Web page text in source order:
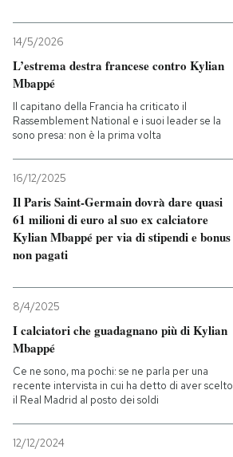
14/5/2026
L’estrema destra francese contro Kylian
Mbappé
Il capitano della Francia ha criticato il
Rassemblement National e i suoi leader se la
sono presa: non è la prima volta
16/12/2025
Il Paris Saint-Germain dovrà dare quasi
61 milioni di euro al suo ex calciatore
Kylian Mbappé per via di stipendi e bonus
non pagati
8/4/2025
I calciatori che guadagnano più di Kylian
Mbappé
Ce ne sono, ma pochi: se ne parla per una
recente intervista in cui ha detto di aver scelto
il Real Madrid al posto dei soldi
12/12/2024